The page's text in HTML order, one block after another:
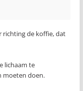
richting de koffie, dat
lichaam te
moeten doen.